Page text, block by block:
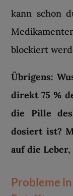
kann schon
blockiert
Übrigens:
direkt 75 %
die Pille
dosiert ist?
auf die
Probleme